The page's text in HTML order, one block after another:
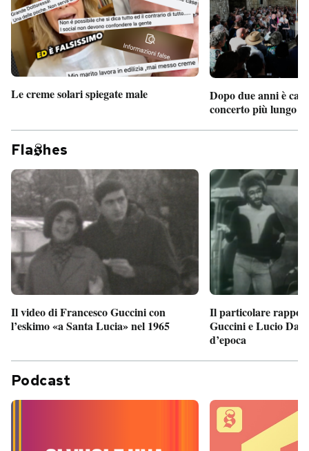
Le creme solari spiegate male
Dopo due anni è
concerto più lungo
Fla hes
Il video di Francesco Guccini con
l’eskimo «a Santa Lucia» nel 1965
Il particolare
Guccini e Lucio
d’epoca
Podcast